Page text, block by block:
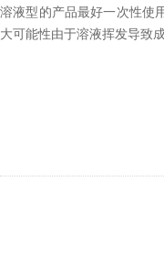
溶液型的产品最好一次性使
大可能性由于溶液挥发导致